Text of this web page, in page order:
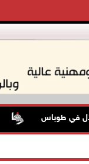
في طوباس